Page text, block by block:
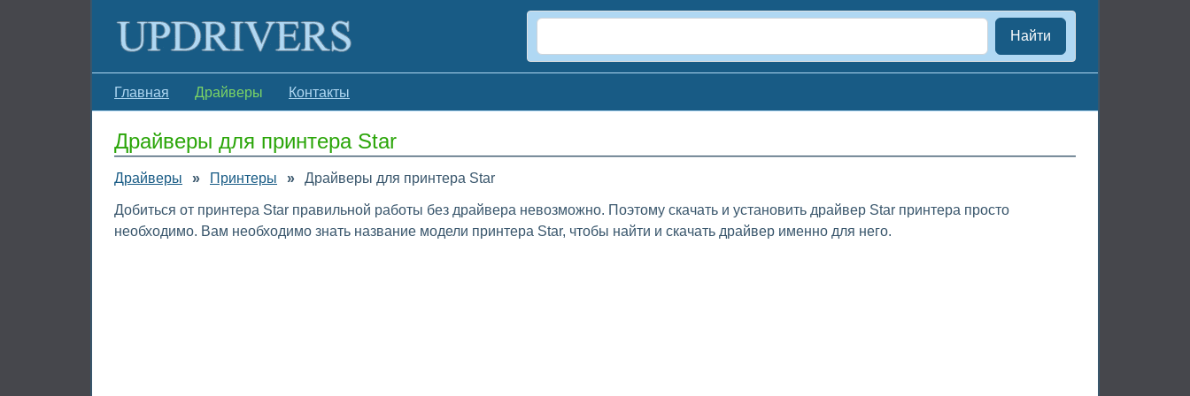
Найти
Главная Драйверы Контакты
Драйверы для принтера Star
Драйверы » Принтеры » Драйверы для принтера Star
Добиться от принтера Star правильной работы без драйвера невозможно. Поэтому скачать и установить драйвер Star принтера просто
необходимо. Вам необходимо знать название модели принтера Star, чтобы найти и скачать драйвер именно для него.